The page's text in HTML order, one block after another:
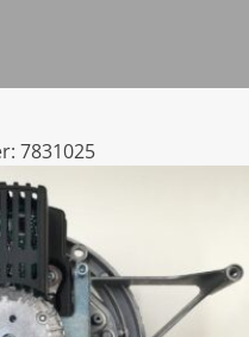
7831025